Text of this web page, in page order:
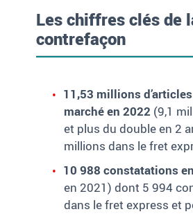
Les chiffres clés de
contrefaçon
11,53 millions
marché en 2022 (9,1
et plus du double en 2
millions dans le fret
10 988 constatations
en 2021) dont 5 994
dans le fret express et